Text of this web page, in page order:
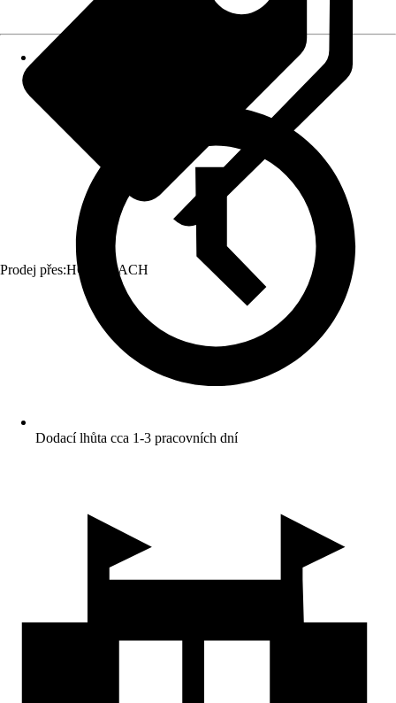
Prodej přes:HORNBACH
Dodací lhůta cca 1-3 pracovních dní